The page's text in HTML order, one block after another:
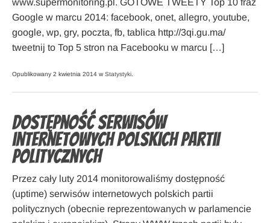
www.supermonitoring.pl. GOTOWE TWEETY Top 10 fraz
Google w marcu 2014: facebook, onet, allegro, youtube,
google, wp, gry, poczta, fb, tablica http://3qi.gu.ma/
tweetnij to Top 5 stron na Facebooku w marcu […]
Opublikowany 2 kwietnia 2014 w Statystyki
Dostępność serwisów
internetowych polskich partii
politycznych
Przez cały luty 2014 monitorowaliśmy dostępność
(uptime) serwisów internetowych polskich partii
politycznych (obecnie reprezentowanych w parlamencie